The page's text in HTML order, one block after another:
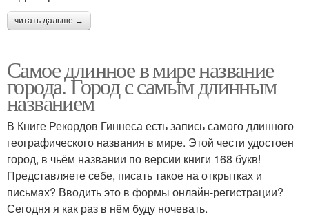
читать дальше →
Самое длинное в мире название
города. Город с самым длинным
названием
В Книге Рекордов Гиннеса есть запись самого длинного
географического названия в мире. Этой чести удостоен
город, в чьём названии по версии книги 168 букв!
Представляете себе, писать такое на открытках и
письмах? Вводить это в формы онлайн-регистрации?
Сегодня я как раз в нём буду ночевать.